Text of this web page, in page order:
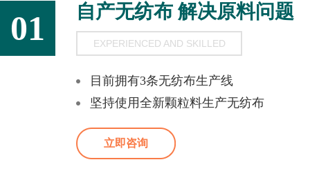
01 自产无纺布 解决原料问题
EXPERIENCED AND SKILLED
目前拥有3条无纺布生产线
坚持使用全新颗粒料生产无纺布
立即咨询